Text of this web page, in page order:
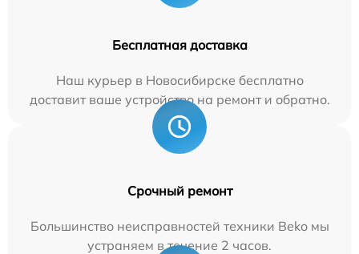
Бесплатная доставка
Наш курьер в Новосибирске бесплатно
доставит ваше устройство на ремонт и обратно.
Срочный ремонт
Большинство неисправностей техники Beko мы
устраняем в течение 2 часов.